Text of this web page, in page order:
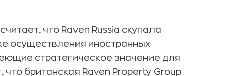
что Raven Russia скупала
осуществления иностранных
стратегическое значение для
британская Raven Property Group